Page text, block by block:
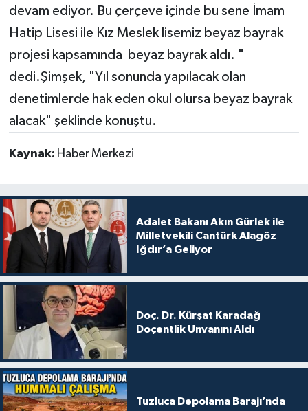
devam ediyor. Bu çerçeve içinde bu sene İmam
Hatip Lisesi ile Kız Meslek lisemiz beyaz bayrak
projesi kapsamında beyaz bayrak aldı. "
dedi.Şimşek, "Yıl sonunda yapılacak olan
denetimlerde hak eden okul olursa beyaz bayrak
alacak" şeklinde konuştu.
Kaynak: Haber Merkezi
Adalet Bakanı Akın Gürlek ile
Milletvekili Cantürk Alagöz
Iğdır’a Geliyor
Doç. Dr. Kürşat Karadağ
Doçentlik Unvanını Aldı
Tuzluca Depolama Barajı’nda